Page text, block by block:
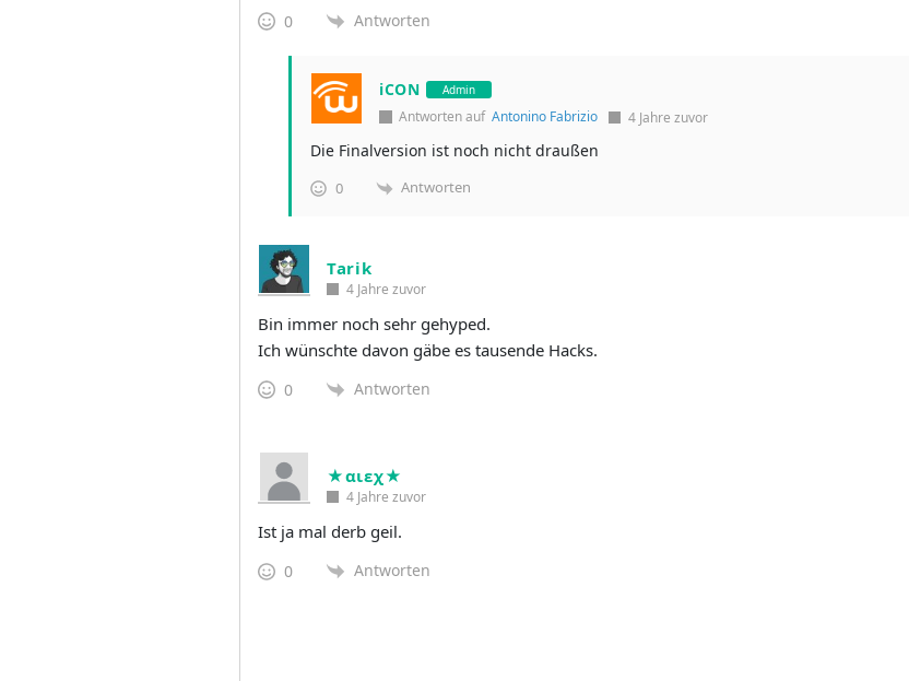
0 Antworten
iCON Admin
Antworten auf Antonino Fabrizio 4 Jahre zuvor
Die Finalversion ist noch nicht draußen
0 Antworten
Tarik
4 Jahre zuvor
Bin immer noch sehr gehyped.
Ich wünschte davon gäbe es tausende Hacks.
0 Antworten
★αιεχ★
4 Jahre zuvor
Ist ja mal derb geil.
0 Antworten